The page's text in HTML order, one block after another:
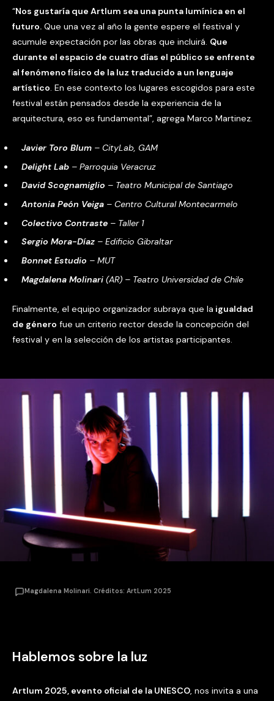
“Nos gustaría que Artlum sea una punta lumínica en el
futuro. Que una vez al año la gente espere el festival y
acumule expectación por las obras que incluirá. Que
durante el espacio de cuatro días el público se enfrente
al fenómeno físico de la luz traducido a un lenguaje
artístico. En ese contexto los lugares escogidos para este
festival están pensados desde la experiencia de la
arquitectura, eso es fundamental”, agrega Marco Martinez.
Javier Toro Blum– CityLab, GAM
Delight Lab– Parroquia Veracruz
David Scognamiglio – Teatro Municipal de Santiago
Antonia Peón Veiga– Centro Cultural Montecarmelo
Colectivo Contraste– Taller 1
Sergio Mora-Díaz– Edificio Gibraltar
Bonnet Estudio – MUT
Magdalena Molinari (AR) – Teatro Universidad de Chile
Finalmente, el equipo organizador subraya que la igualdad
de género fue un criterio rector desde la concepción del
festival y en la selección de los artistas participantes.
Magdalena Molinari. Créditos: ArtLum 2025
Hablemos sobre la luz
Artlum 2025, evento oficial de la UNESCO, nos invita a una